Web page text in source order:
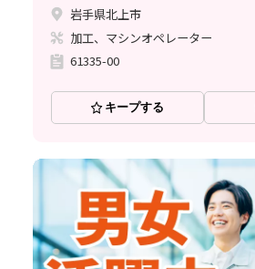
岩手県北上市
加工、マシンオペレーター
61335-00
キープする